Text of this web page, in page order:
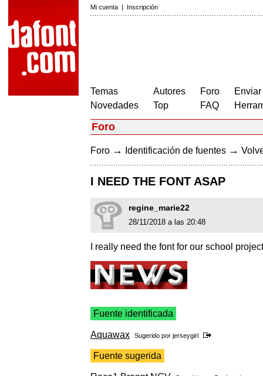
Mi cuenta | Inscripción
Temas
Novedades
Autores
Top
Foro
FAQ
Foro
Foro → Identificación de fuentes →
I NEED THE FONT ASAP
regine_marie22
28/11/2018 a las 20:48
I really need the font for our school project
Fuente identificada
Aquawax Sugerido por jerseygirl
Fuente sugerida